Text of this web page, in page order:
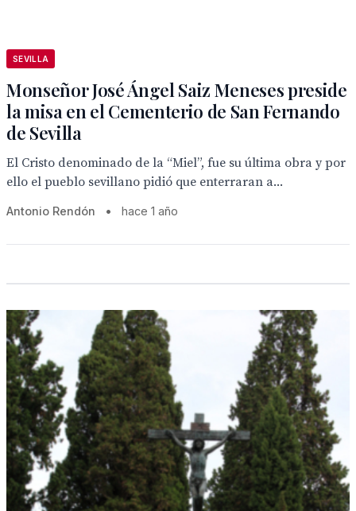
SEVILLA
Monseñor José Ángel Saiz Meneses preside
la misa en el Cementerio de San Fernando
de Sevilla
El Cristo denominado de la “Miel”, fue su última obra y por
ello el pueblo sevillano pidió que enterraran a...
Antonio Rendón • hace 1 año